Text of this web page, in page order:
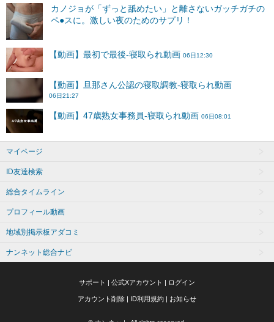
マイページ
ID友達検索
総合タイムライン
プロフィール動画
地域別掲示板アダコミ
ナンネット総合ナビ
サポート | 公式Xアカウント | ログイン
アカウント削除 | ID利用規約 | お知らせ